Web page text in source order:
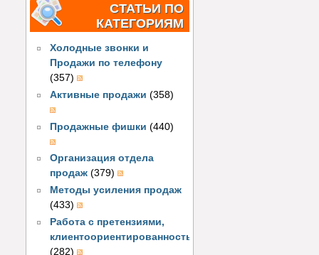
СТАТЬИ ПО
КАТЕГОРИЯМ
Холодные звонки и
Продажи по телефону
(357)
Активные продажи (358)
Продажные фишки (440)
Организация отдела
продаж (379)
Методы усиления продаж
(433)
Работа с претензиями,
клиентоориентированность
(282)